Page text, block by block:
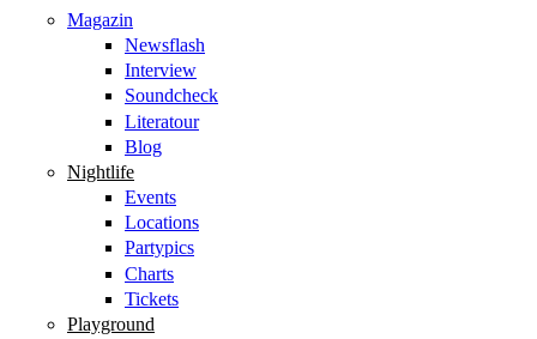
Magazin
Newsflash
Interview
Soundcheck
Literatour
Blog
Nightlife
Events
Locations
Partypics
Charts
Tickets
Playground